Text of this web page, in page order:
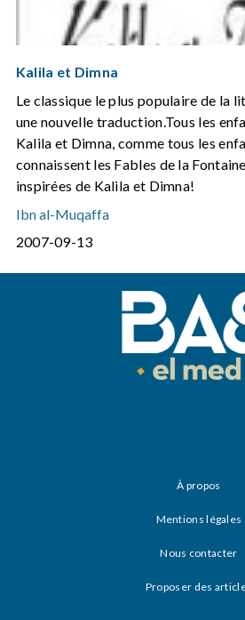
Kalila et Dimna
Le classique le plus populaire de la
une nouvelle traduction.Tous les
Kalila et Dimna, comme tous les
connaissent les Fables de la
inspirées de Kalila et Dimna!
Ibn al-Muqaffa
2007-09-13
À propos
Mentions légales
Nous contacter
Proposer des